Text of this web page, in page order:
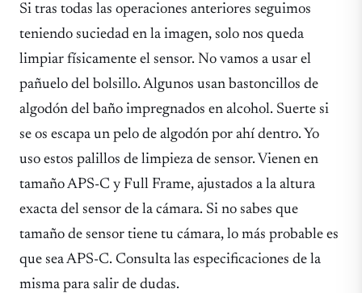
Si tras todas las operaciones anteriores seguimos
teniendo suciedad en la imagen, solo nos queda
limpiar físicamente el sensor. No vamos a usar el
pañuelo del bolsillo. Algunos usan bastoncillos de
algodón del baño impregnados en alcohol. Suerte si
se os escapa un pelo de algodón por ahí dentro. Yo
uso estos palillos de limpieza de sensor. Vienen en
tamaño APS-C y Full Frame, ajustados a la altura
exacta del sensor de la cámara. Si no sabes que
tamaño de sensor tiene tu cámara, lo más probable es
que sea APS-C. Consulta las especificaciones de la
misma para salir de dudas.